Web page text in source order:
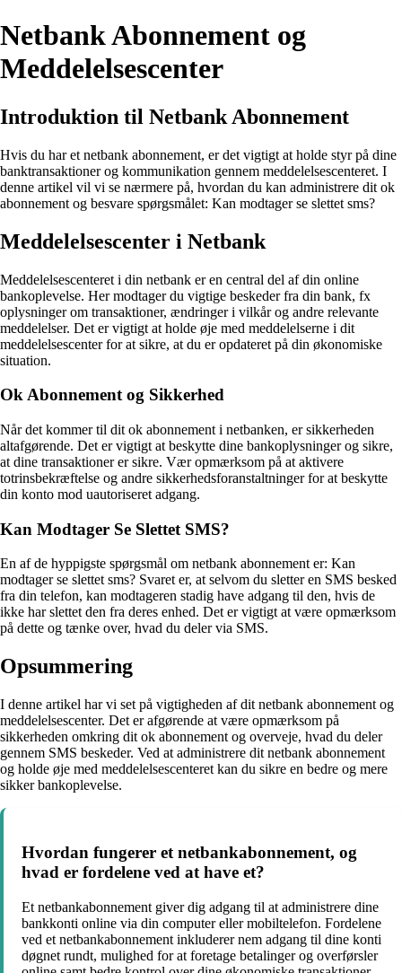
Netbank Abonnement og
Meddelelsescenter
Introduktion til Netbank Abonnement
Hvis du har et netbank abonnement, er det vigtigt at holde styr på dine
banktransaktioner og kommunikation gennem meddelelsescenteret. I
denne artikel vil vi se nærmere på, hvordan du kan administrere dit ok
abonnement og besvare spørgsmålet: Kan modtager se slettet sms?
Meddelelsescenter i Netbank
Meddelelsescenteret i din netbank er en central del af din online
bankoplevelse. Her modtager du vigtige beskeder fra din bank, fx
oplysninger om transaktioner, ændringer i vilkår og andre relevante
meddelelser. Det er vigtigt at holde øje med meddelelserne i dit
meddelelsescenter for at sikre, at du er opdateret på din økonomiske
situation.
Ok Abonnement og Sikkerhed
Når det kommer til dit ok abonnement i netbanken, er sikkerheden
altafgørende. Det er vigtigt at beskytte dine bankoplysninger og sikre,
at dine transaktioner er sikre. Vær opmærksom på at aktivere
totrinsbekræftelse og andre sikkerhedsforanstaltninger for at beskytte
din konto mod uautoriseret adgang.
Kan Modtager Se Slettet SMS?
En af de hyppigste spørgsmål om netbank abonnement er: Kan
modtager se slettet sms? Svaret er, at selvom du sletter en SMS besked
fra din telefon, kan modtageren stadig have adgang til den, hvis de
ikke har slettet den fra deres enhed. Det er vigtigt at være opmærksom
på dette og tænke over, hvad du deler via SMS.
Opsummering
I denne artikel har vi set på vigtigheden af dit netbank abonnement og
meddelelsescenter. Det er afgørende at være opmærksom på
sikkerheden omkring dit ok abonnement og overveje, hvad du deler
gennem SMS beskeder. Ved at administrere dit netbank abonnement
og holde øje med meddelelsescenteret kan du sikre en bedre og mere
sikker bankoplevelse.
Hvordan fungerer et netbankabonnement, og
hvad er fordelene ved at have et?
Et netbankabonnement giver dig adgang til at administrere dine
bankkonti online via din computer eller mobiltelefon. Fordelene
ved et netbankabonnement inkluderer nem adgang til dine konti
døgnet rundt, mulighed for at foretage betalinger og overførsler